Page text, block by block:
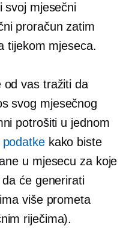
svoj mjesečni
proračun zatim
tijekom mjeseca.
od vas tražiti da
svog mjesečnog
potrošiti u jednom
kako biste
u mjesecu za koje
će generirati
više prometa
riječima).